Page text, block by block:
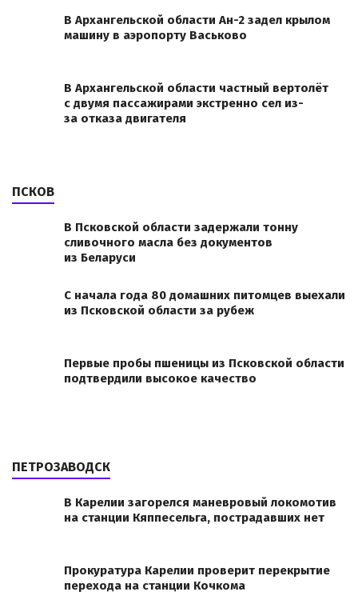
В Архангельской области Ан-2 задел крылом
машину в аэропорту Васьково
В Архангельской области частный вертолёт
с двумя пассажирами экстренно сел из-
за отказа двигателя
ПСКОВ
В Псковской области задержали тонну
сливочного масла без документов
из Беларуси
С начала года 80 домашних питомцев выехали
из Псковской области за рубеж
Первые пробы пшеницы из Псковской области
подтвердили высокое качество
ПЕТРОЗАВОДСК
В Карелии загорелся маневровый локомотив
на станции Кяппесельга, пострадавших нет
Прокуратура Карелии проверит перекрытие
перехода на станции Кочкома